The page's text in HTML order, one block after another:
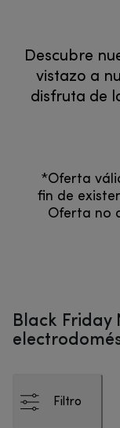
Descubre
vistazo a
disfruta de
*Oferta
fin de
Oferta no
Black Friday
Filtro